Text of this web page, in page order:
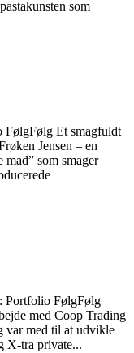
som
Et smagfuldt
Jensen – en
som smager
Portfolio FølgFølg
med Coop Trading
var med til at udvikle
X-tra private...